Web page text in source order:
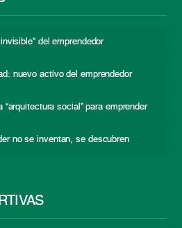
del emprendedor
nuevo activo del emprendedor
“arquitectura social” para emprender
no se inventan, se descubren